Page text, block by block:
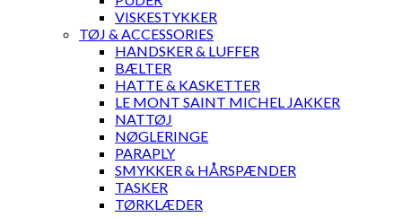
VISKESTYKKER
TØJ & ACCESSORIES
HANDSKER & LUFFER
BÆLTER
HATTE & KASKETTER
LE MONT SAINT MICHEL JAKKER
NATTØJ
NØGLERINGE
PARAPLY
SMYKKER & HÅRSPÆNDER
TASKER
TØRKLÆDER